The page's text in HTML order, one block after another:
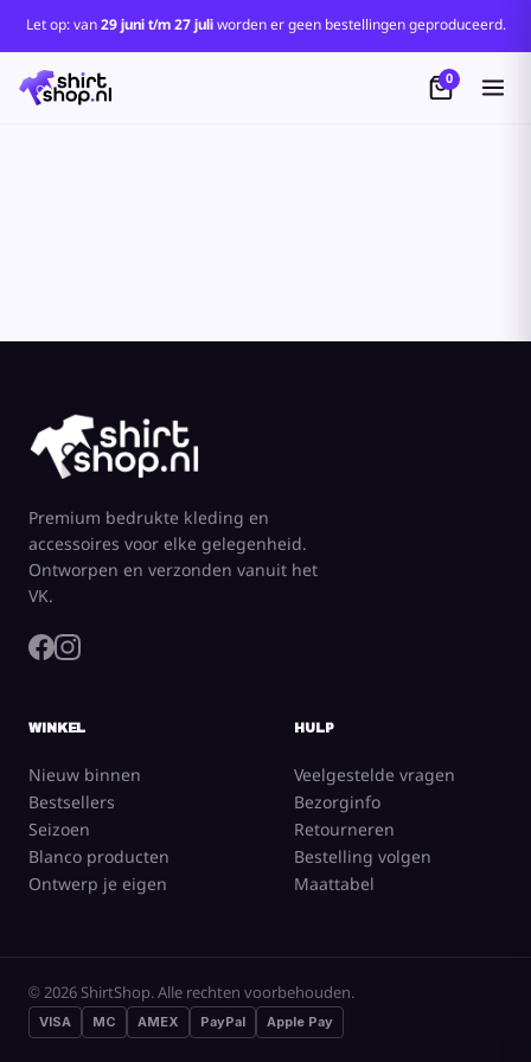
Let op: van29 juni t/m 27 juliworden er geen bestellingen geproduceerd.
0
Premium bedrukte kleding en
accessoires voor elke gelegenheid.
Ontworpen en verzonden vanuit het
VK.
WINKEL
Nieuw binnen
Bestsellers
Seizoen
Blanco producten
Ontwerp je eigen
HULP
Veelgestelde vragen
Bezorginfo
Retourneren
Bestelling volgen
Maattabel
© 2026 ShirtShop. Alle rechten voorbehouden.
VISA MC AMEX PayPal Apple Pay
Standaard
Price: Lowest First
Price: Highest First